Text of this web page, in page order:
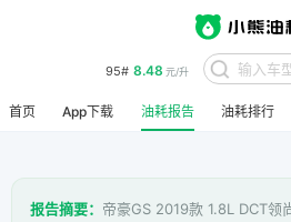
95# 8.48 元/升
首页 App下载 油耗报告 油耗排行
报告摘要： 帝豪GS 2019款 1.8L DCT领